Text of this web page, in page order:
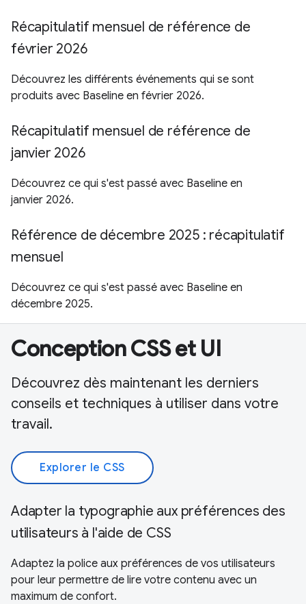
Récapitulatif mensuel de référence de
février 2026
Découvrez les différents événements qui se sont
produits avec Baseline en février 2026.
Récapitulatif mensuel de référence de
janvier 2026
Découvrez ce qui s'est passé avec Baseline en
janvier 2026.
Référence de décembre 2025 : récapitulatif
mensuel
Découvrez ce qui s'est passé avec Baseline en
décembre 2025.
Conception CSS et UI
Découvrez dès maintenant les derniers
conseils et techniques à utiliser dans votre
travail.
Explorer le CSS
Adapter la typographie aux préférences des
utilisateurs à l'aide de CSS
Adaptez la police aux préférences de vos utilisateurs
pour leur permettre de lire votre contenu avec un
maximum de confort.